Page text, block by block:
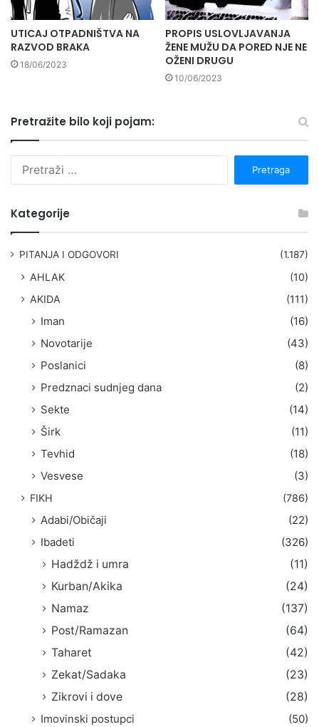
UTICAJ OTPADNIŠTVA NA
RAZVOD BRAKA
18/06/2023
PROPIS USLOVLJAVANJA
ŽENE MUŽU DA PORED NJE NE
OŽENI DRUGU
10/06/2023
Pretražite bilo koji pojam:
Kategorije
PITANJA I ODGOVORI (1.187)
AHLAK
(10)
AKIDA
(111)
Iman
(16)
Novotarije
(43)
Poslanici
(8)
Predznaci sudnjeg dana
(2)
Sekte
(14)
Širk
(11)
Tevhid
(18)
Vesvese
(3)
FIKH (786)
Adabi/Običaji
(22)
Ibadeti
(326)
Hadždž i umra
(11)
Kurban/Akika
(24)
Namaz
(137)
Post/Ramazan
(64)
Taharet
(42)
Zekat/Sadaka
(23)
Zikrovi i dove
(28)
Imovinski postupci
(50)